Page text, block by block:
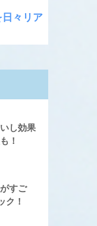
々リア
し効果
！
すご
ク！